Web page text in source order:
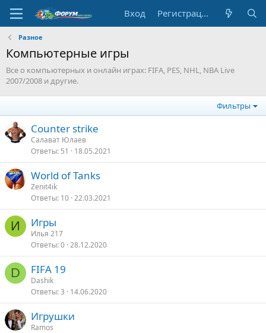
Вход Регистрация
Разное
Компьютерные игры
Все о компьютерных и онлайн играх: FIFA, PES, NHL, NBA Live
2007/2008 и другие.
Фильтры
Counter strike
Салават Юлаев
Ответы 51 18.05.2021
World of Tanks
Zenit4ik
Ответы 10 22.03.2021
И Игры
Илья 217
Ответы 0 28.12.2020
D FIFA 19
Dashik
Ответы 3 14.06.2020
Игрушки
Ramos